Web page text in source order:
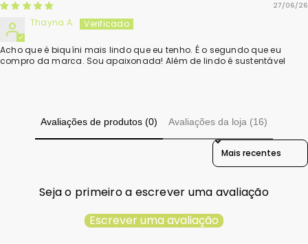
27/06/26
Thayna A.
Acho que é biquíni mais lindo que eu tenho. É o segundo que eu
compro da marca. Sou apaixonada! Além de lindo é sustentável
Avaliações de produtos (0) Avaliações da loja (16)
Sort Reviews By
Seja o primeiro a escrever uma avaliação
Escrever uma avaliação